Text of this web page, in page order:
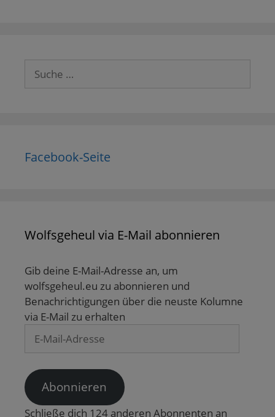
Suche
nach:
Facebook-Seite
Wolfsgeheul via E-Mail abonnieren
Gib deine E-Mail-Adresse an, um
wolfsgeheul.eu zu abonnieren und
Benachrichtigungen über die neuste Kolumne
via E-Mail zu erhalten
Mail-
Abonnieren
Schließe dich 124 anderen Abonnenten an